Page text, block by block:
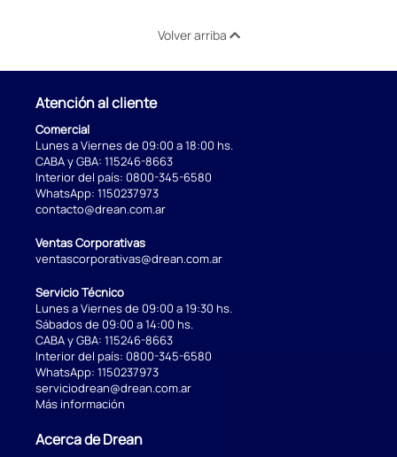
Volver arriba
Atención al cliente
Comercial
Lunes a Viernes de 09:00 a 18:00 hs.
CABA y GBA: 115246-8663
Interior del país: 0800-345-6580
WhatsApp: 1150237973
contacto@drean.com.ar
Ventas Corporativas
ventascorporativas@drean.com.ar
Servicio Técnico
Lunes a Viernes de 09:00 a 19:30 hs.
Sábados de 09:00 a 14:00 hs.
CABA y GBA: 115246-8663
Interior del país: 0800-345-6580
WhatsApp: 1150237973
serviciodrean@drean.com.ar
Más información
Acerca de Drean